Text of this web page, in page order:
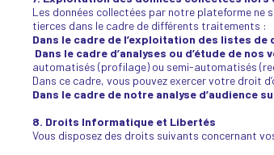
Les données collectées par notre plateforme ne
tierces dans le cadre de différents traitements :
Dans le cadre de l’exploitation des listes
Dans le cadre d’analyses ou d’étude de
automatisés (profilage) ou semi-automatisés
Dans ce cadre, vous pouvez exercer votre droit
Dans le cadre de notre analyse d’audience
8. Droits Informatique et Libertés
Vous disposez des droits suivants concernant